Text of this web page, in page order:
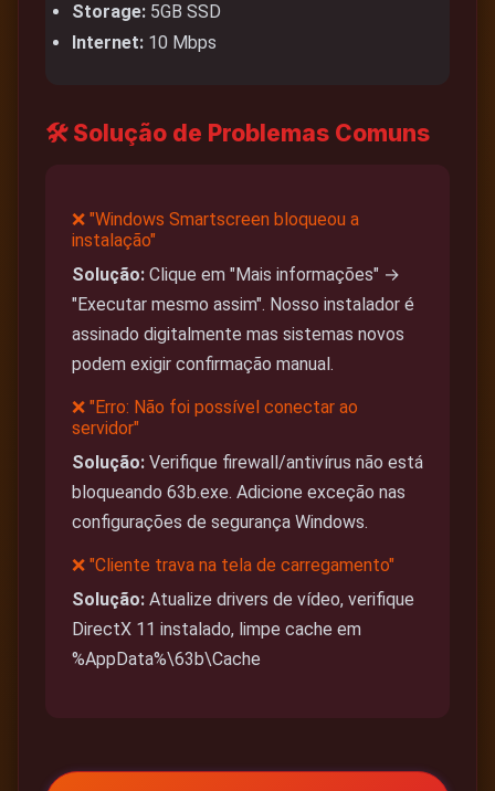
Storage: 5GB SSD
Internet: 10 Mbps
🛠️ Solução de Problemas Comuns
❌ "Windows Smartscreen bloqueou a
instalação"
Solução: Clique em "Mais informações" →
"Executar mesmo assim". Nosso instalador é
assinado digitalmente mas sistemas novos
podem exigir confirmação manual.
❌ "Erro: Não foi possível conectar ao
servidor"
Solução: Verifique firewall/antivírus não está
bloqueando 63b.exe. Adicione exceção nas
configurações de segurança Windows.
❌ "Cliente trava na tela de carregamento"
Solução: Atualize drivers de vídeo, verifique
DirectX 11 instalado, limpe cache em
%AppData%\63b\Cache